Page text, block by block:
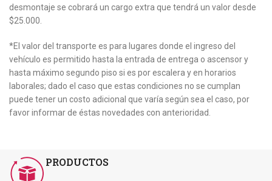
desmontaje se cobrará un cargo extra que tendrá un valor desde
$25.000.
*El valor del transporte es para lugares donde el ingreso del
vehículo es permitido hasta la entrada de entrega o ascensor y
hasta máximo segundo piso si es por escalera y en horarios
laborales; dado el caso que estas condiciones no se cumplan
puede tener un costo adicional que varía según sea el caso, por
favor informar de éstas novedades con anterioridad.
PRODUCTOS